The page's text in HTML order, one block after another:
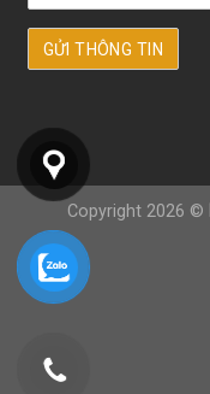
Copyright 2026 ©